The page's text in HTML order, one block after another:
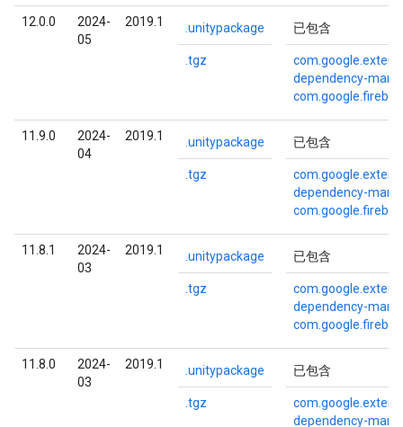
12.0.0
2024-
05
2019.1 .unitypackage
.tgz
已包含
dependency-
11.9.0
2024-
04
2019.1 .unitypackage
.tgz
已包含
dependency-
11.8.1
2024-
03
2019.1 .unitypackage
.tgz
已包含
dependency-
11.8.0
2024-
03
2019.1 .unitypackage
.tgz
已包含
dependency-